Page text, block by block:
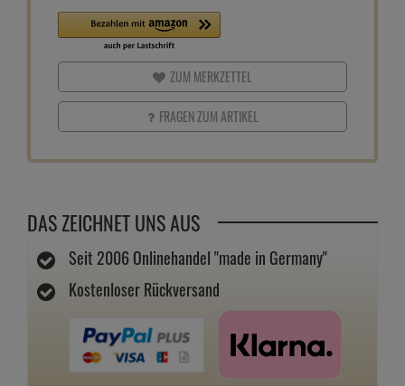
ZUM MERKZETTEL
FRAGEN ZUM ARTIKEL
DAS ZEICHNET UNS AUS
Seit 2006 Onlinehandel "made in Germany"
Kostenloser Rückversand